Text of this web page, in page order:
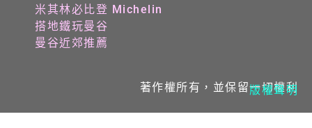
米其林必比登 Michelin
搭地鐵玩曼谷
曼谷近郊推薦
著作權所有，並保留一切權利
版權聲明